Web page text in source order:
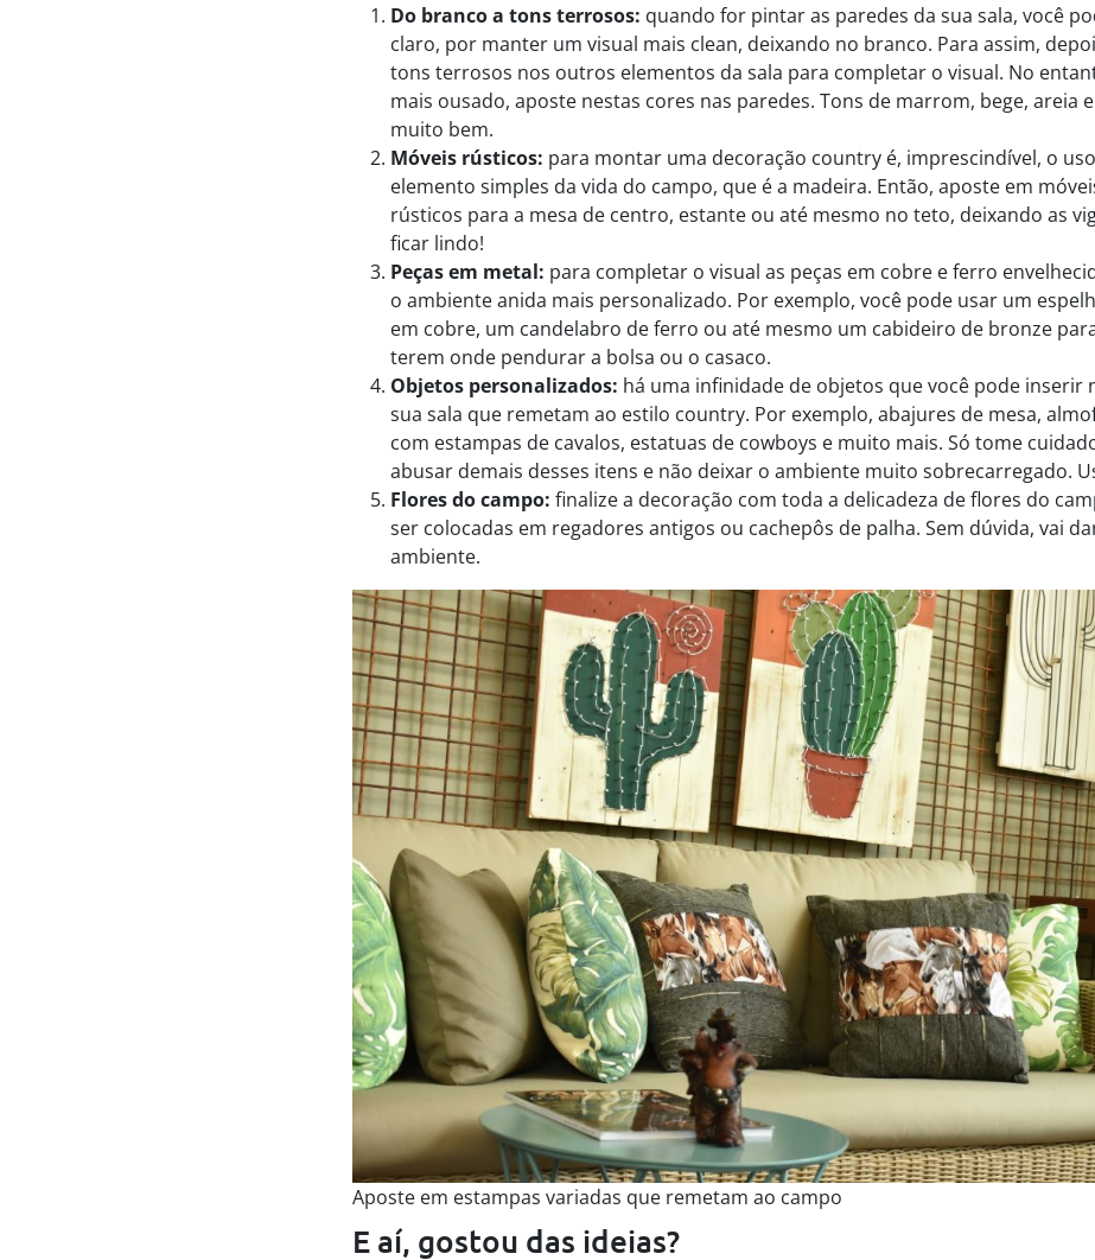
Do branco a tons terrosos: quando for pintar as paredes da sua sala, você
claro, por manter um visual mais clean, deixando no branco. Para assim,
tons terrosos nos outros elementos da sala para completar o visual. No
mais ousado, aposte nestas cores nas paredes. Tons de marrom, bege, areia
muito bem.
Móveis rústicos: para montar uma decoração country é, imprescindível, o
elemento simples da vida do campo, que é a madeira. Então, aposte em
rústicos para a mesa de centro, estante ou até mesmo no teto, deixando as
ficar lindo!
Peças em metal: para completar o visual as peças em cobre e ferro
o ambiente anida mais personalizado. Por exemplo, você pode usar um
em cobre, um candelabro de ferro ou até mesmo um cabideiro de bronze
terem onde pendurar a bolsa ou o casaco.
Objetos personalizados: há uma infinidade de objetos que você pode inserir
sua sala que remetam ao estilo country. Por exemplo, abajures de mesa,
com estampas de cavalos, estatuas de cowboys e muito mais. Só tome
abusar demais desses itens e não deixar o ambiente muito sobrecarregado.
Flores do campo: finalize a decoração com toda a delicadeza de flores do
ser colocadas em regadores antigos ou cachepôs de palha. Sem dúvida, vai
ambiente.
Aposte em estampas variadas que remetam ao campo
E aí, gostou das ideias?